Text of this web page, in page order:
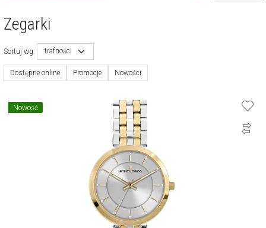
Zegarki
Sortuj wg: trafności
Dostępne online Promocje Nowości
Nowość